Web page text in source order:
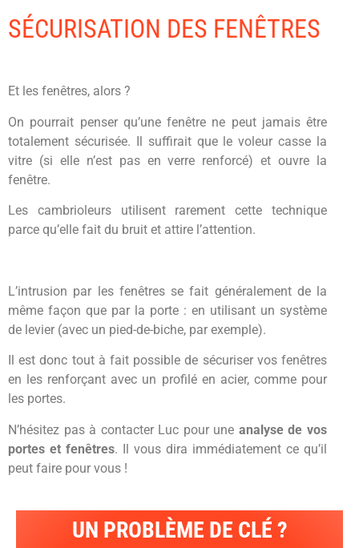
SÉCURISATION DES FENÊTRES
Et les fenêtres, alors ?
On pourrait penser qu’une fenêtre ne peut jamais être
totalement sécurisée. Il suffirait que le voleur casse la
vitre (si elle n’est pas en verre renforcé) et ouvre la
fenêtre.
Les cambrioleurs utilisent rarement cette technique
parce qu’elle fait du bruit et attire l’attention.
L’intrusion par les fenêtres se fait généralement de la
même façon que par la porte : en utilisant un système
de levier (avec un pied-de-biche, par exemple).
Il est donc tout à fait possible de sécuriser vos fenêtres
en les renforçant avec un profilé en acier, comme pour
les portes.
N’hésitez pas à contacter Luc pour une analyse de vos
portes et fenêtres. Il vous dira immédiatement ce qu’il
peut faire pour vous !
UN PROBLÈME DE CLÉ ?